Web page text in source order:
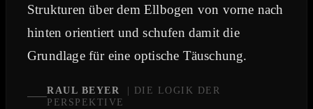
Strukturen über dem Ellbogen von vorne nach
hinten orientiert und schufen damit die
Grundlage für eine optische Täuschung.
RAUL BEYER
| DIE LOGIK DER
PERSPEKTIVE